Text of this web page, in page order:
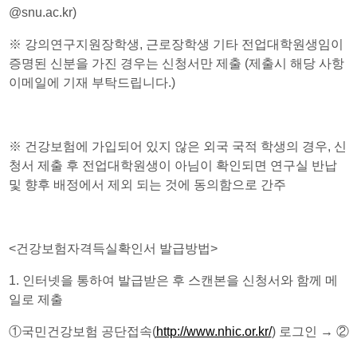
@snu.ac.kr)
※ 강의연구지원장학생, 근로장학생 기타 전업대학원생임이
증명된 신분을 가진 경우는 신청서만 제출 (제출시 해당 사항
이메일에 기재 부탁드립니다.)
※ 건강보험에 가입되어 있지 않은 외국 국적 학생의 경우, 신
청서 제출 후 전업대학원생이 아님이 확인되면 연구실 반납
및 향후 배정에서 제외 되는 것에 동의함으로 간주
<건강보험자격득실확인서 발급방법>
1. 인터넷을 통하여 발급받은 후 스캔본을 신청서와 함께 메
일로 제출
①국민건강보험 공단접속(http://www.nhic.or.kr/) 로그인
→ ②